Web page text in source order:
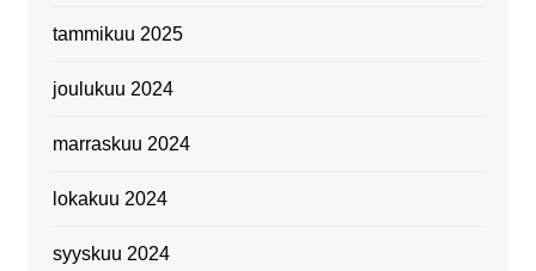
tammikuu 2025
joulukuu 2024
marraskuu 2024
lokakuu 2024
syyskuu 2024